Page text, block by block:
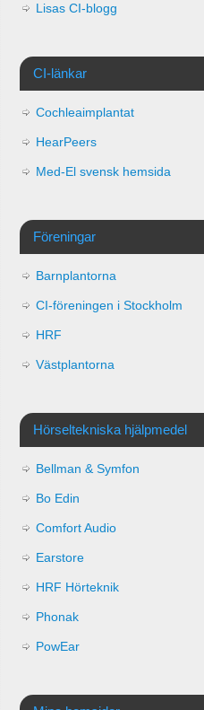
Lisas CI-blogg
CI-länkar
Cochleaimplantat
HearPeers
Med-El svensk hemsida
Föreningar
Barnplantorna
CI-föreningen i Stockholm
HRF
Västplantorna
Hörseltekniska hjälpmedel
Bellman & Symfon
Bo Edin
Comfort Audio
Earstore
HRF Hörteknik
Phonak
PowEar